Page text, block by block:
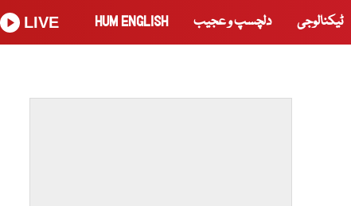
ٹیکنالوجی دلچسپ و عجیب HUM ENGLISH
LIVE